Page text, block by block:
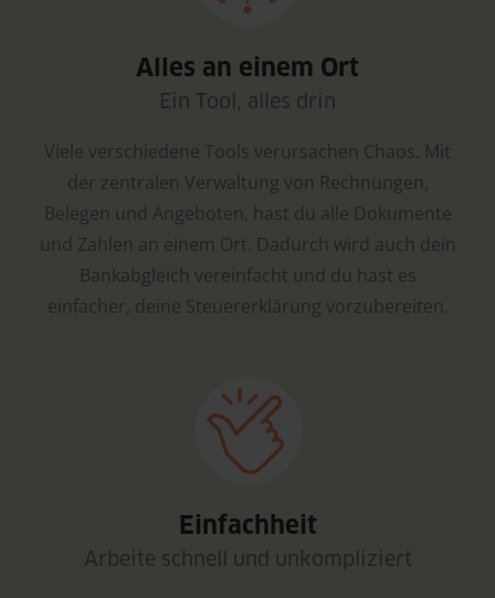
Alles an einem Ort
Ein Tool, alles drin
Viele verschiedene Tools verursachen Chaos. Mit
der zentralen Verwaltung von Rechnungen,
Belegen und Angeboten, hast du alle Dokumente
und Zahlen an einem Ort. Dadurch wird auch dein
Bankabgleich vereinfacht und du hast es
einfacher, deine Steuererklärung vorzubereiten.
Einfachheit
Arbeite schnell und unkompliziert